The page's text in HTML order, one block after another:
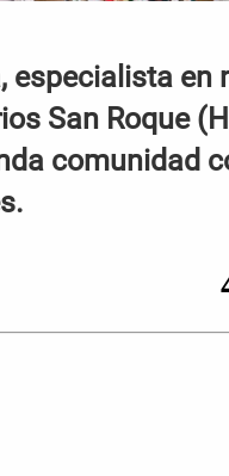
especialista
San Roque
comunidad